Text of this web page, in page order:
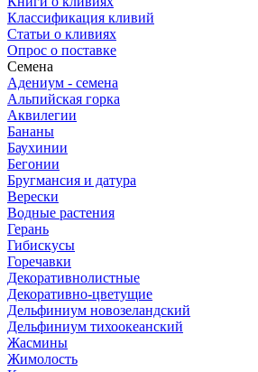
Классификация кливий
Статьи о кливиях
Опрос о поставке
Семена
Адениум - семена
Альпийская горка
Аквилегии
Бананы
Баухинии
Бегонии
Бругмансия и датура
Верески
Водные растения
Герань
Гибискусы
Горечавки
Декоративнолистные
Декоративно-цветущие
Дельфиниум новозеландский
Дельфиниум тихоокеанский
Жасмины
Жимолость